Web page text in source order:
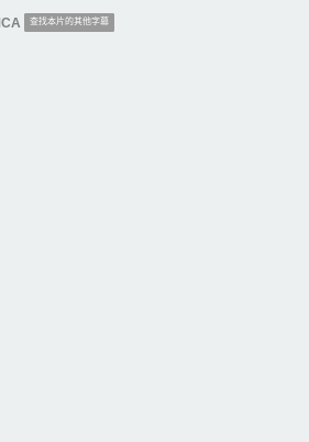
查找本片的其他字幕